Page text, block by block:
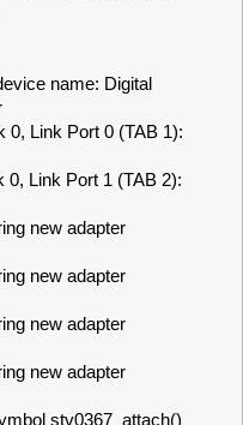
Darf ich
5.4 unstable